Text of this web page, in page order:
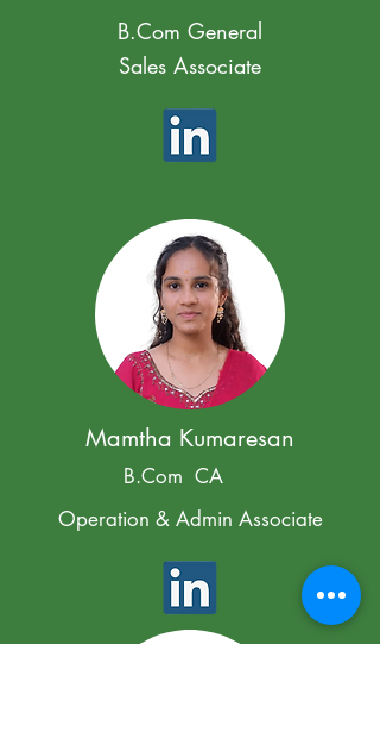
Sales Associate
B.Com General
Mamtha Kumaresan
Operation & Admin Associate
B.Com CA